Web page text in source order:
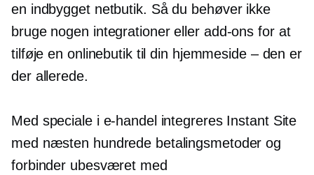
en indbyggetnetbutik. Så du behøver ikke
bruge nogen integrationer eller add-ons for at
tilføje en onlinebutik til din hjemmeside – den er
der allerede.
Med speciale i e-handel integreres Instant Site
med næsten hundrede betalingsmetoder og
forbinder ubesværet med